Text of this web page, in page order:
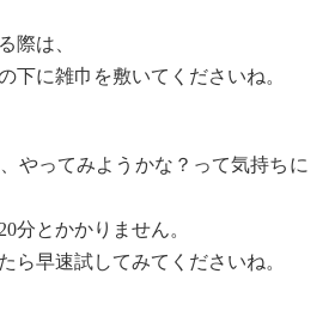
際は、
下に雑巾を敷いてくださいね。
やってみようかな？って気持ちに
分とかかりません。
ら早速試してみてくださいね。